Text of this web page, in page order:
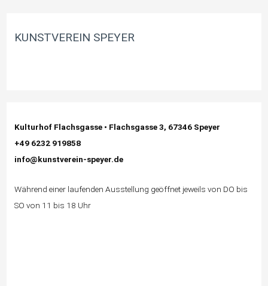
KUNSTVEREIN SPEYER
Kulturhof Flachsgasse • Flachsgasse 3, 67346 Speyer
+49 6232 919858
info@kunstverein-speyer.de
Während einer laufenden Ausstellung geöffnet jeweils von DO bis
SO von 11 bis 18 Uhr